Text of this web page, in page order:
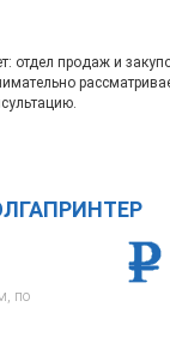
отдел продаж и
по